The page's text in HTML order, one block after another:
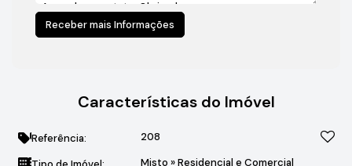
Características do Imóvel
Referência: 208
Misto »Residencial e Comercial